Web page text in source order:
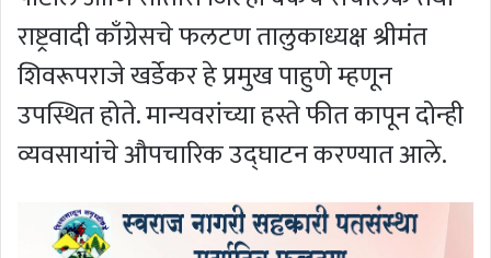
राष्ट्रवादी काँग्रेसचे फलटण तालुकाध्यक्ष श्रीमंत
शिवरूपराजे खर्डेकर हे प्रमुख पाहुणे म्हणून
उपस्थित होते. मान्यवरांच्या हस्ते फीत कापून दोन्ही
व्यवसायांचे औपचारिक उद्घाटन करण्यात आले.